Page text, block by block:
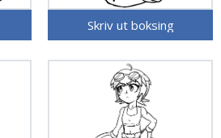
Skriv ut boksing